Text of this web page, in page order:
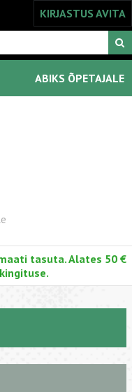
KIRJASTUS AVITA
ABIKS ÕPETAJALE
tasuta. Alates 50 €